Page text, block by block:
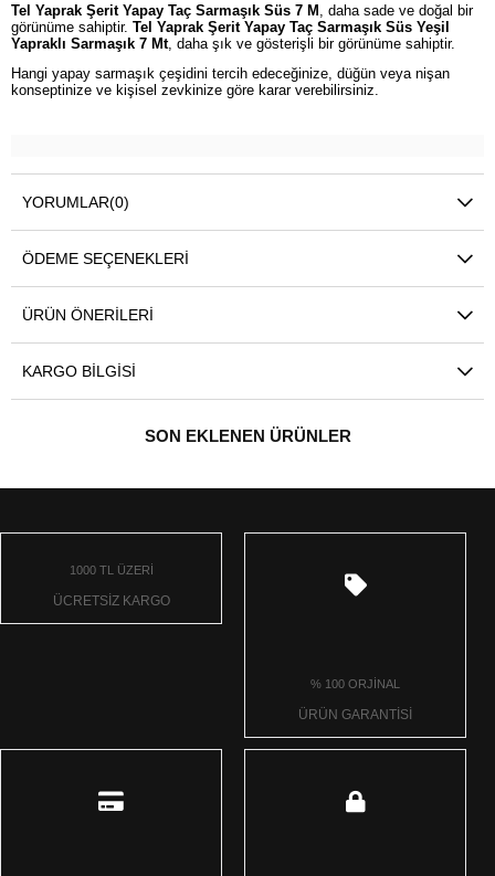
Tel Yaprak Şerit Yapay Taç Sarmaşık Süs 7 M , daha sade ve doğal bir
görünüme sahiptir. Tel Yaprak Şerit Yapay Taç Sarmaşık Süs Yeşil
Yapraklı Sarmaşık 7 Mt, daha şık ve gösterişli bir görünüme sahiptir.
Hangi yapay sarmaşık çeşidini tercih edeceğinize, düğün veya nişan
konseptinize ve kişisel zevkinize göre karar verebilirsiniz.
YORUMLAR(0)
ÖDEME SEÇENEKLERI
ÜRÜN ÖNERILERI
KARGO BILGISI
SON EKLENEN ÜRÜNLER
1000 TL ÜZERİ
ÜCRETSİZ KARGO
% 100 ORJİNAL
ÜRÜN GARANTİSİ